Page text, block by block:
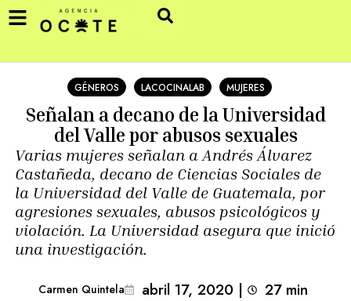
GÉNEROS LACOCINALAB MUJERES
Señalan a decano de la Universidad
del Valle por abusos sexuales
Varias mujeres señalan a Andrés Álvarez
Castañeda, decano de Ciencias Sociales de
la Universidad del Valle de Guatemala, por
agresiones sexuales, abusos psicológicos y
violación. La Universidad asegura que inició
una investigación.
Carmen Quintela abril 17, 2020 | 27 min